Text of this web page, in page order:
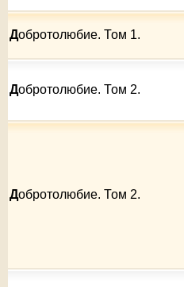
Добротолюбие. Том 1.
Добротолюбие. Том 2.
Добротолюбие. Том 2.